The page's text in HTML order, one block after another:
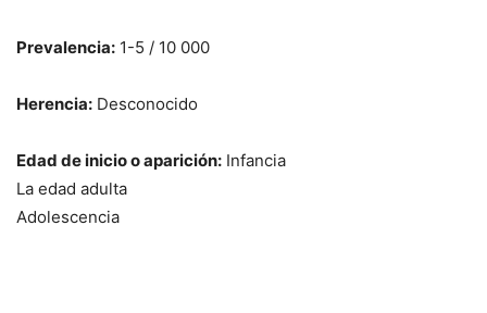
Prevalencia: 1-5 / 10 000
Herencia: Desconocido
Edad de inicio o aparición: Infancia
La edad adulta
Adolescencia